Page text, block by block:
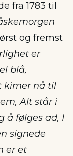
fra 1783 til
og fremst
er
blå,
kimer nå til
Alt står i
å følges ad, I
signede
er et